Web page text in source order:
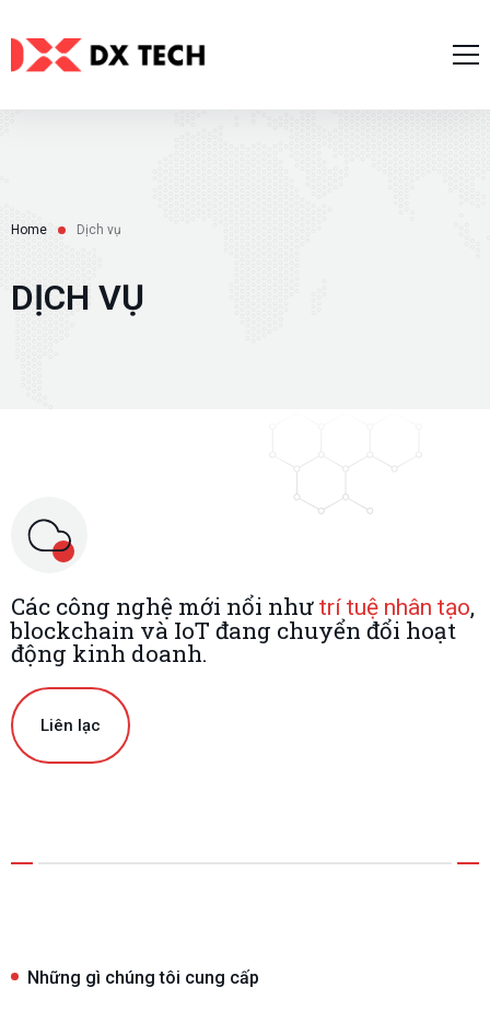
Home Dịch vụ
DỊCH VỤ
Các công nghệ mới nổi như trí tuệ nhân tạo,
blockchain và IoT đang chuyển đổi hoạt
động kinh doanh.
Liên lạc
Những gì chúng tôi cung cấp